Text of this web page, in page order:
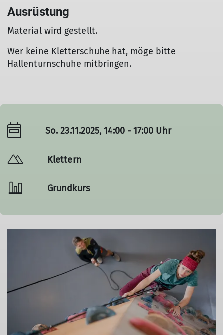
Ausrüstung
Material wird gestellt.
Wer keine Kletterschuhe hat, möge bitte
Hallenturnschuhe mitbringen.
So. 23.11.2025, 14:00 - 17:00 Uhr
Klettern
Grundkurs